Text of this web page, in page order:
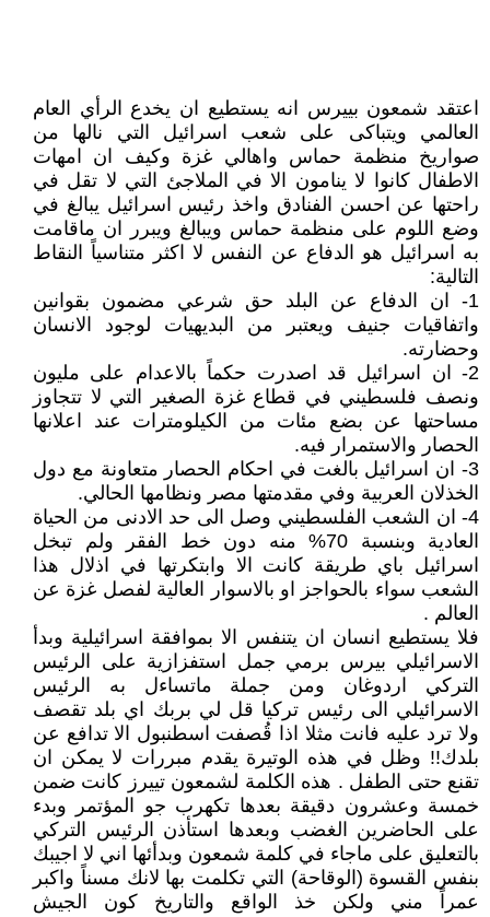
اعتقد شمعون بييرس انه يستطيع ان يخدع الرأي العام
العالمي ويتباكى على شعب اسرائيل التي نالها من
صواريخ منظمة حماس واهالي غزة وكيف ان امهات
الاطفال كانوا لا ينامون الا في الملاجئ التي لا تقل في
راحتها عن احسن الفنادق واخذ رئيس اسرائيل يبالغ في
وضع اللوم على منظمة حماس ويبالغ ويبرر ان ماقامت
به اسرائيل هو الدفاع عن النفس لا اكثر متناسياً النقاط
التالية:
1- ان الدفاع عن البلد حق شرعي مضمون بقوانين
واتفاقيات جنيف ويعتبر من البديهيات لوجود الانسان
وحضارته.
2- ان اسرائيل قد اصدرت حكماً بالاعدام على مليون
ونصف فلسطيني في قطاع غزة الصغير التي لا تتجاوز
مساحتها عن بضع مئات من الكيلومترات عند اعلانها
الحصار والاستمرار فيه.
3- ان اسرائيل بالغت في احكام الحصار متعاونة مع دول
الخذلان العربية وفي مقدمتها مصر ونظامها الحالي.
4- ان الشعب الفلسطيني وصل الى حد الادنى من الحياة
العادية وبنسبة 70% منه دون خط الفقر ولم تبخل
اسرائيل باي طريقة كانت الا وابتكرتها في اذلال هذا
الشعب سواء بالحواجز او بالاسوار العالية لفصل غزة عن
العالم .
فلا يستطيع انسان ان يتنفس الا بموافقة اسرائيلية وبدأ
الاسرائيلي بيرس برمي جمل استفزازية على الرئيس
التركي اردوغان ومن جملة ماتساءل به الرئيس
الاسرائيلي الى رئيس تركيا قل لي بربك اي بلد تقصف
ولا ترد عليه فانت مثلا اذا قُصفت اسطنبول الا تدافع عن
بلدك!! وظل في هذه الوتيرة يقدم مبررات لا يمكن ان
تقنع حتى الطفل . هذه الكلمة لشمعون تييرز كانت ضمن
خمسة وعشرون دقيقة بعدها تكهرب جو المؤتمر وبدء
على الحاضرين الغضب وبعدها استأذن الرئيس التركي
بالتعليق على ماجاء في كلمة شمعون وبدأئها اني لا اجيبك
بنفس القسوة (الوقاحة) التي تكلمت بها لانك مسناً واكبر
عمراً مني ولكن خذ الواقع والتاريخ كون الجيش